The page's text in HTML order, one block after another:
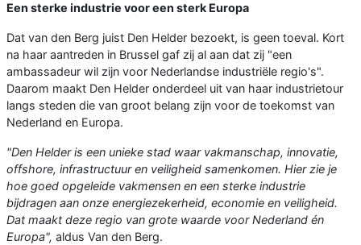
Een sterke industrie voor een sterk Europa
Dat van den Berg juist Den Helder bezoekt, is geen toeval. Kort
na haar aantreden in Brussel gaf zij al aan dat zij "een
ambassadeur wil zijn voor Nederlandse industriële regio's".
Daarom maakt Den Helder onderdeel uit van haar industrietour
langs steden die van groot belang zijn voor de toekomst van
Nederland en Europa.
"Den Helder is een unieke stad waar vakmanschap, innovatie,
offshore, infrastructuur en veiligheid samenkomen. Hier zie je
hoe goed opgeleide vakmensen en een sterke industrie
bijdragen aan onze energiezekerheid, economie en veiligheid.
Dat maakt deze regio van grote waarde voor Nederland én
Europa", aldus Van den Berg.